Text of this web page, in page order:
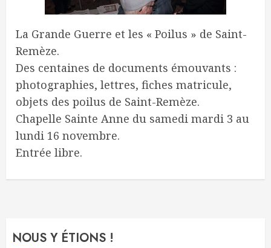
La Grande Guerre et les « Poilus » de Saint-
Remèze.
Des centaines de documents émouvants :
photographies, lettres, fiches matricule,
objets des poilus de Saint-Remèze.
Chapelle Sainte Anne du samedi mardi 3 au
lundi 16 novembre.
Entrée libre.
NOUS Y ÉTIONS !